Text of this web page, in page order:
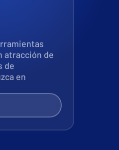
atracción de
de
en